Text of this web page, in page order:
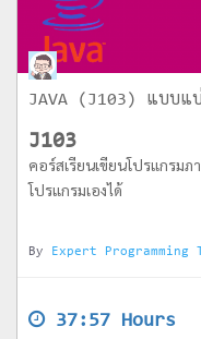
JAVA (J103) แบบแบ่
J103
คอร์สเรียนเขียนโปรแกรม
โปรแกรมเองได้
By Expert Programming
37:57 Hours